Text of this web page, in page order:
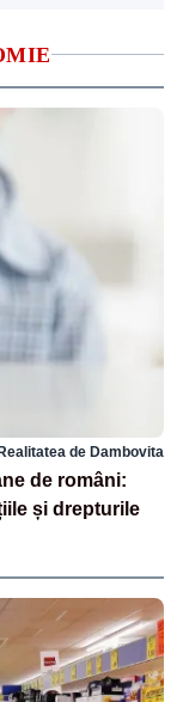
Realitatea de Dambovita
de români:
și drepturile